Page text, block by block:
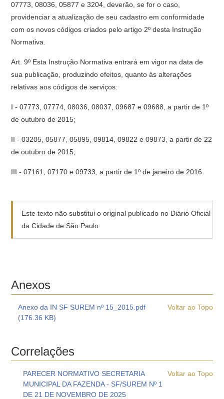
07773, 08036, 05877 e 3204, deverão, se for o caso,
providenciar a atualização de seu cadastro em conformidade
com os novos códigos criados pelo artigo 2º desta Instrução
Normativa.
Art. 9º Esta Instrução Normativa entrará em vigor na data de
sua publicação, produzindo efeitos, quanto às alterações
relativas aos códigos de serviços:
I - 07773, 07774, 08036, 08037, 09687 e 09688, a partir de 1º
de outubro de 2015;
II - 03205, 05877, 05895, 09814, 09822 e 09873, a partir de 22
de outubro de 2015;
III - 07161, 07170 e 09733, a partir de 1º de janeiro de 2016.
Este texto não substitui o original publicado no Diário Oficial
da Cidade de São Paulo
Anexos
Voltar ao Topo
Anexo da IN SF SUREM nº 15_2015.pdf
(176.36 KB)
Correlações
Voltar ao Topo
PARECER NORMATIVO SECRETARIA
MUNICIPAL DA FAZENDA - SF/SUREM Nº 1
DE 21 DE NOVEMBRO DE 2025